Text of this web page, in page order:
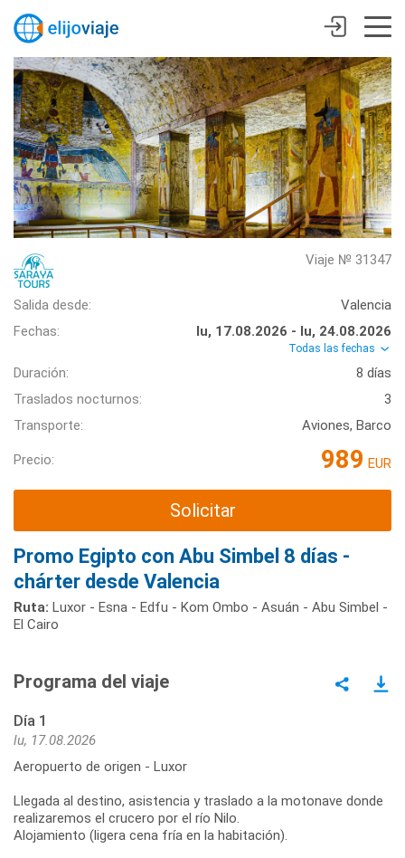
Viaje № 31347
Salida desde:
Valencia
Fechas:
lu, 17.08.2026 - lu, 24.08.2026
Todas las fechas
Duración:
8 días
Traslados nocturnos:
3
Transporte:
Aviones, Barco
Precio: 989 EUR
Solicitar
Promo Egipto con Abu Simbel 8 días -
chárter desde Valencia
Ruta: Luxor - Esna - Edfu - Kom Ombo - Asuán - Abu Simbel -
El Cairo
Programa del viaje
Día 1
lu, 17.08.2026
Aeropuerto de origen - Luxor
Llegada al destino, asistencia y traslado a la motonave donde
realizaremos el crucero por el río Nilo.
Alojamiento (ligera cena fría en la habitación).